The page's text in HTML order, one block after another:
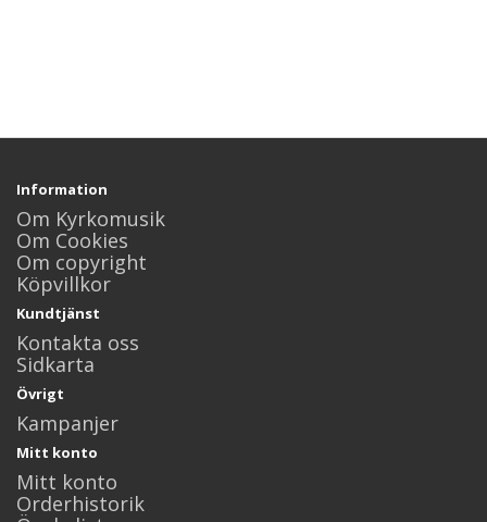
Information
Om Kyrkomusik
Om Cookies
Om copyright
Köpvillkor
Kundtjänst
Kontakta oss
Sidkarta
Övrigt
Kampanjer
Mitt konto
Mitt konto
Orderhistorik